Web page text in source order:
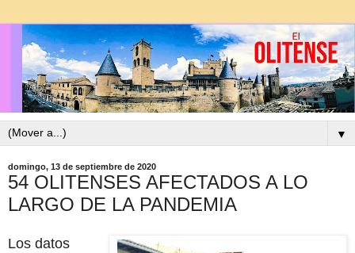
▼
domingo, 13 de septiembre de 2020
54 OLITENSES AFECTADOS A LO
LARGO DE LA PANDEMIA
Los datos